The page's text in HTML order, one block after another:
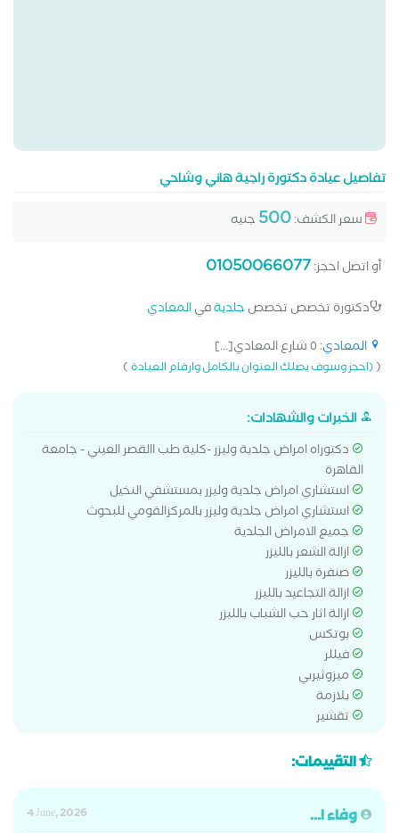
تفاصيل عيادة دكتورة راجية هاني وشاحي
سعر الكشف:500 جنيه
أو اتصل احجز:01050066077
دكتورة تخصص تخصص جلديةفيالمعادي
المعادي: ٥ شارع المعادي[...]
((احجز وسوف يصلك العنوان بالكامل وارقام العيادة)
الخبرات والشهادات:
دكتوراه امراض جلدية وليزر -كلية طب االقصر العيني - جامعة
القاهرة
استشاري امراض جلدية وليزر بمستشفي النخيل
استشاري امراض جلدية وليزر بالمركزالقومي للبحوث
جميع الامراض الجلدية
ازالة الشعر بالليزر
صنفرة بالليزر
ازالة التجاعيد بالليزر
ازالة اثار حب الشباب بالليزر
بوتكس
فيللر
ميزوثيربي
بلازمة
تقشير
التقييمات:
وفاء ا...
4 June, 2026